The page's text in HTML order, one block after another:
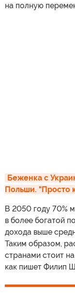
на полную
Беженка с
Польши. "Просто
В 2050 году 70%
в более богатой
дохода выше
Таким образом,
странами стоит
как пишет Филип